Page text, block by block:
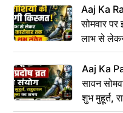
Aaj Ka
सोमवार
लाभ से
संकेत
Aaj Ka
सावन
शुभ मुहूर्त,